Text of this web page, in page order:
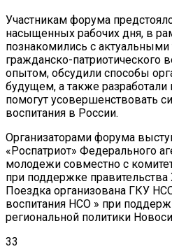
Участникам форума
насыщенных рабочих дня, в
познакомились с
гражданско-патриотического
опытом, обсудили способы
будущем, а также
помогут усовершенствовать
воспитания в России.
Организаторами форума
«Роспатриот» Федерального
молодежи совместно с
при поддержке правительства
Поездка организована ГКУ
воспитания НСО » при
региональной политики
33